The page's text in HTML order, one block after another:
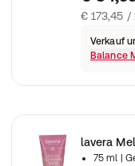
€ 173,45 /
Verkauf
Balance
lavera
75 ml
|